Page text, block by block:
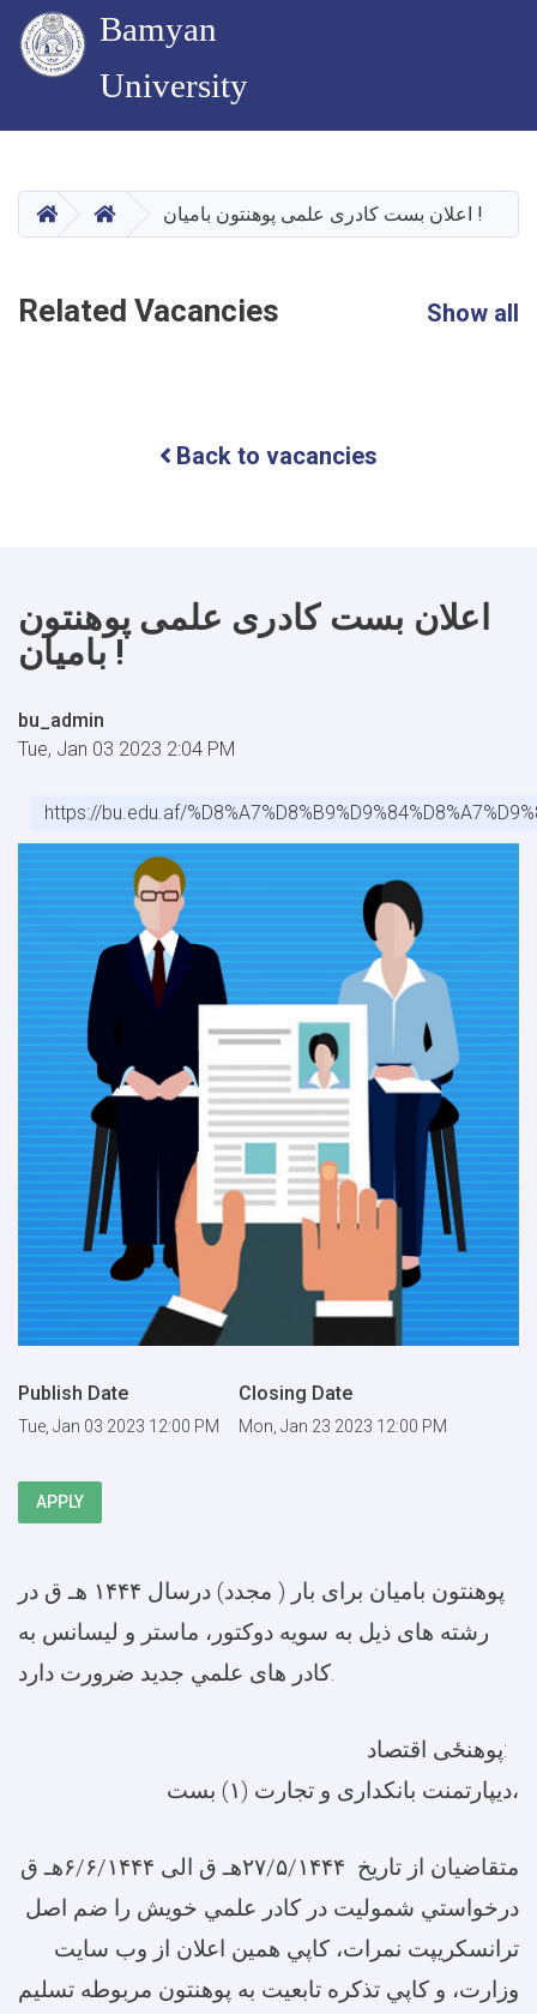
content
Bamyan
University
HOMEHOME اعلان بست کادری علمی پوهنتون بامیان !
Related Vacancies Show all
Back to vacancies
اعلان بست کادری علمی پوهنتون
بامیان !
bu_admin
Tue, Jan 03 2023 2:04 PM
https://bu.edu.af/
Publish Date
Tue, Jan 03 2023 12:00 PM
Closing Date
Mon, Jan 23 2023 12:00 PM
APPLY
پوهنتون بامیان برای بار ( مجدد) درسال ۱۴۴۴ هـ ق در
رشته های ذيل به سويه دوکتور، ماستر و لیسانس به
کادر های علمي جديد ضرورت دارد.
پوهنځی اقتصاد:
ديپارتمنت بانکداری و تجارت (۱) بست،
متقاضيان از تاریخ ۲۷/۵/۱۴۴۴هـ ق الی ۶/۶/۱۴۴۴هـ ق
درخواستي شموليت در کادر علمي خويش را ضم اصل
ترانسکريپت نمرات، کاپي همين اعلان از وب سايت
وزارت، و کاپي تذکره تابعيت به پوهنتون مربوطه تسليم